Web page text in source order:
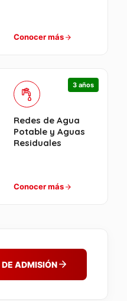
Conocer más
3 años
Redes de Agua
Potable y Aguas
Residuales
Conocer más
ADMISIÓN